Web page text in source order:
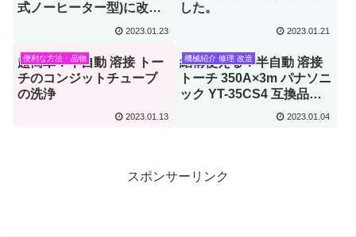
式ノーヒーター型)に改
2023.01.23
した。
2023.01.21
便利な方法・品物
超簡単！半自動 溶接 トー
チのコンジットチューブ
の洗浄
2023.01.13
機械紹介 修理 改造
結構使える！半自動 溶接
トーチ 350A×3m パナソニ
ック YT-35CS4 互換品に
2023.01.04
スポンサーリンク